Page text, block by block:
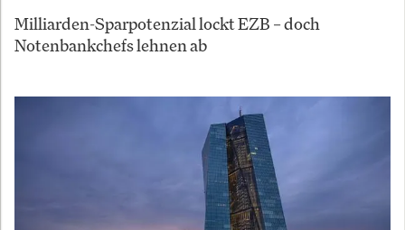
Milliarden-Sparpotenzial lockt EZB – doch
Notenbankchefs lehnen ab